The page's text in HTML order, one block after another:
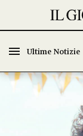
Ultime Notizie